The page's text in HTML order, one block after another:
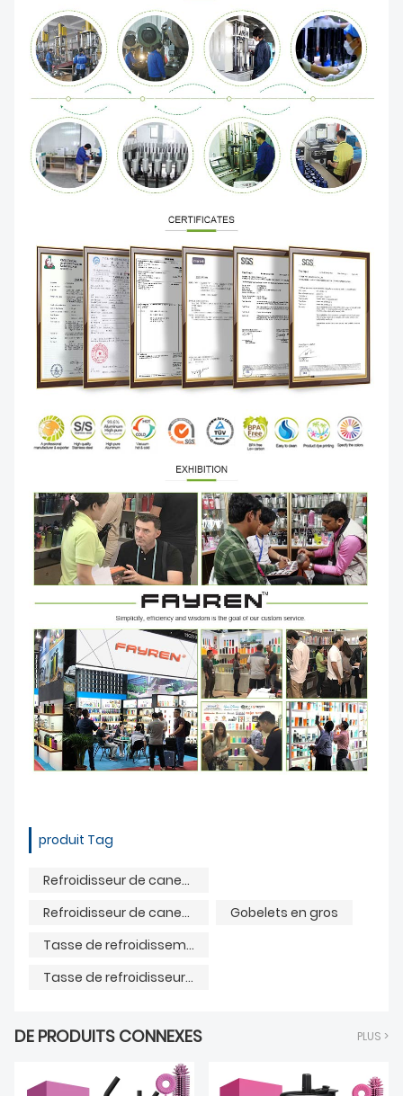
produit Tag
Refroidisseur de canettes isolé de 12 oz
Refroidisseur de canette de bière isolé sous vide à double paroi
Gobelets en gros
Tasse de refroidissement droite en acier inoxydable 304
Tasse de refroidisseur de bière Cola en métal à double paroi
DE PRODUITS CONNEXES PLUS >